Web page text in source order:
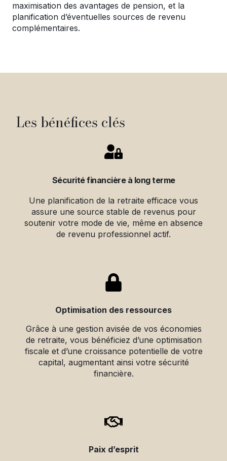
maximisation des avantages de pension, et la
planification d’éventuelles sources de revenu
complémentaires.
Les bénéfices clés
Sécurité financière à long terme
Une planification de la retraite efficace vous
assure une source stable de revenus pour
soutenir votre mode de vie, même en absence
de revenu professionnel actif.
Optimisation des ressources
Grâce à une gestion avisée de vos économies
de retraite, vous bénéficiez d’une optimisation
fiscale et d’une croissance potentielle de votre
capital, augmentant ainsi votre sécurité
financière.
Paix d’esprit